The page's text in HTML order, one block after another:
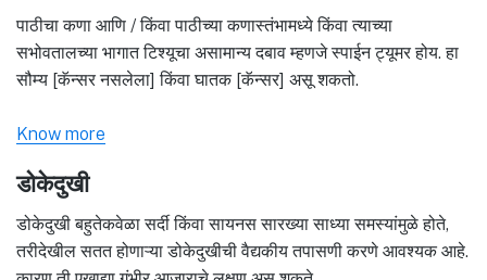
पाठीचा कणा आणि / किंवा पाठीच्या कणास्तंभामध्ये किंवा त्याच्या
सभोवतालच्या भागात टिश्यूचा असामान्य दबाव म्हणजे स्पाईन ट्यूमर होय. हा
सौम्य [कॅन्सर नसलेला] किंवा घातक [कॅन्सर] असू शकतो.
Know more
डोकेदुखी
डोकेदुखी बहुतेकवेळा सर्दी किंवा सायनस सारख्या साध्या समस्यांमुळे होते,
तरीदेखील सतत होणाऱ्या डोकेदुखीची वैद्यकीय तपासणी करणे आवश्यक आहे.